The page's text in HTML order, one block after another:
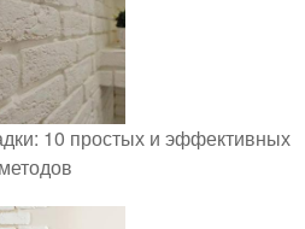
10 простых и эффективных
методов